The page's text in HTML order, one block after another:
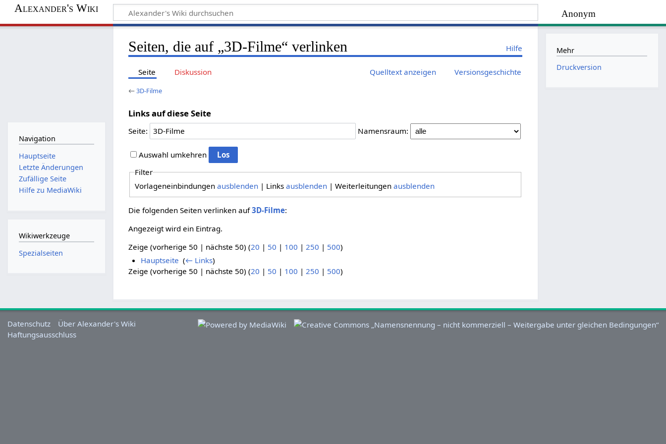
Anonym
Alexander's Wiki
Hilfe
Seiten, die auf „3D-Filme“ verlinken
Seite Diskussion Quelltext anzeigen Versionsgeschichte
←3D-Filme
Links auf diese Seite
Seite: Namensraum:
Auswahl umkehren
Filter
Vorlageneinbindungen ausblenden| Links ausblenden| Weiterleitungen ausblenden
Die folgenden Seiten verlinken auf3D-Filme:
Angezeigt wird ein Eintrag.
Zeige (vorherige 50 | nächste 50) (20 | 50 | 100 |250 | 500)
Hauptseite (← Links)
Zeige (vorherige 50 | nächste 50) (20 | 50 | 100 |250 | 500)
Navigation
Hauptseite
Letzte Änderungen
Zufällige Seite
Hilfe zu MediaWiki
Wikiwerkzeuge
Spezialseiten
Mehr
Druckversion
Datenschutz
Über Alexander's Wiki
Haftungsausschluss